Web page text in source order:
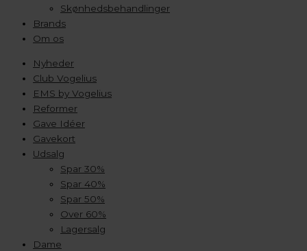
Skønhedsbehandlinger
Brands
Om os
Nyheder
Club Vogelius
EMS by Vogelius
Reformer
Gave Idéer
Gavekort
Udsalg
Spar 30%
Spar 40%
Spar 50%
Over 60%
Lagersalg
Dame